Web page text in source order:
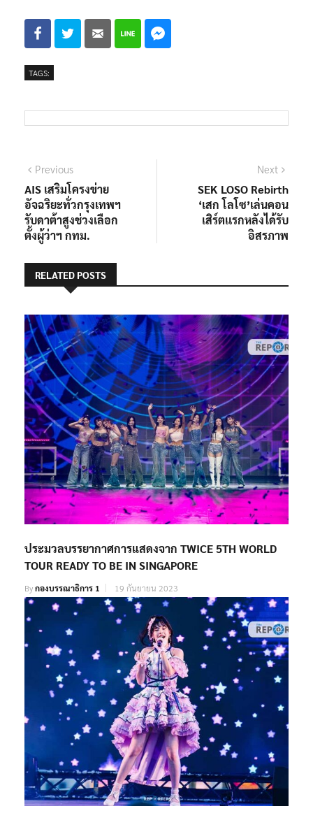
TAGS:
แนะแนว
เรื่อง
PreviousPrevious
post:
AIS เสริมโครงข่าย
อัจฉริยะทั่วกรุงเทพฯ
รับดาต้าสูงช่วงเลือก
ตั้งผู้ว่าฯ กทม.
Next
post:
SEK LOSO Rebirth
‘เสก โลโซ’เล่นคอน
เสิร์ตเเรกหลังได้รับ
อิสรภาพ
RELATED POSTS
ประมวลบรรยากาศการแสดงจาก TWICE 5TH WORLD
TOUR READY TO BE IN SINGAPORE
Byกองบรรณาธิการ 1 19 กันยายน 2023